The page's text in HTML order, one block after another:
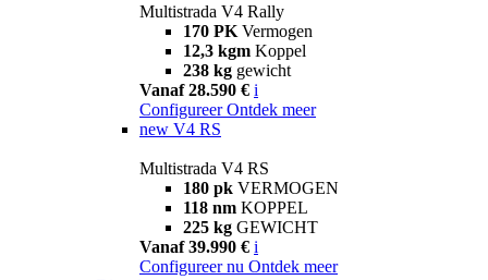
Multistrada V4 Rally
170 PK Vermogen
12,3 kgm Koppel
238 kg gewicht
Vanaf 28.590 € i
Configureer Ontdek meer
new V4 RS
Multistrada V4 RS
180 pk VERMOGEN
118 nm KOPPEL
225 kg GEWICHT
Vanaf 39.990 € i
Configureer nu Ontdek meer